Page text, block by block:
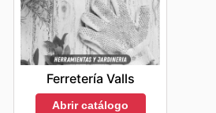
Ferretería Valls
Abrir catálogo